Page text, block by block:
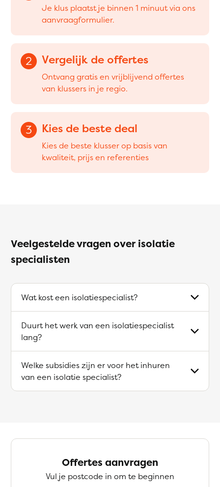
Je klus plaatst je binnen 1 minuut via ons
aanvraagformulier.
2 Vergelijk de offertes
Ontvang gratis en vrijblijvend offertes
van klussers in je regio.
3 Kies de beste deal
Kies de beste klusser op basis van
kwaliteit, prijs en referenties
Veelgestelde vragen over isolatie
specialisten
Wat kost een isolatiespecialist?
Duurt het werk van een isolatiespecialist
lang?
Welke subsidies zijn er voor het inhuren
van een isolatie specialist?
Offertes aanvragen
Vul je postcode in om te beginnen